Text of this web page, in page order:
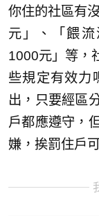
你住的社區有
元」、「餵
1000元」等，
些規定有效力
出，只要經區
戶都應遵守，
嫌，挨罰住戶